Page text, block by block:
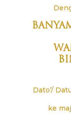
Dato’/
ke